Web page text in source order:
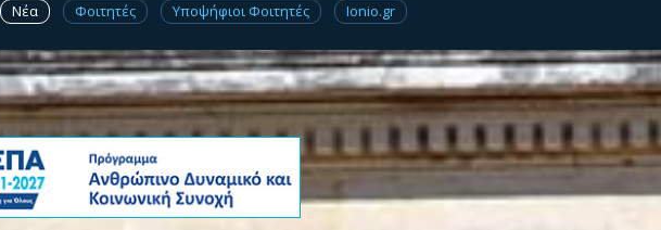
Νέα Φοιτητές Υποψήφιοι Φοιτητές Ionio.gr